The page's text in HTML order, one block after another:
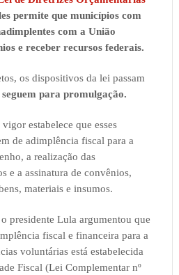
permite que municípios com
com a União
e receber recursos federais.
os dispositivos da lei passam
seguem para promulgação.
estabelece que esses
de adimplência fiscal para a
a realização das
e a assinatura de convênios,
materiais e insumos.
presidente Lula argumentou que
fiscal e financeira para a
voluntárias está estabelecida
Fiscal (Lei Complementar nº